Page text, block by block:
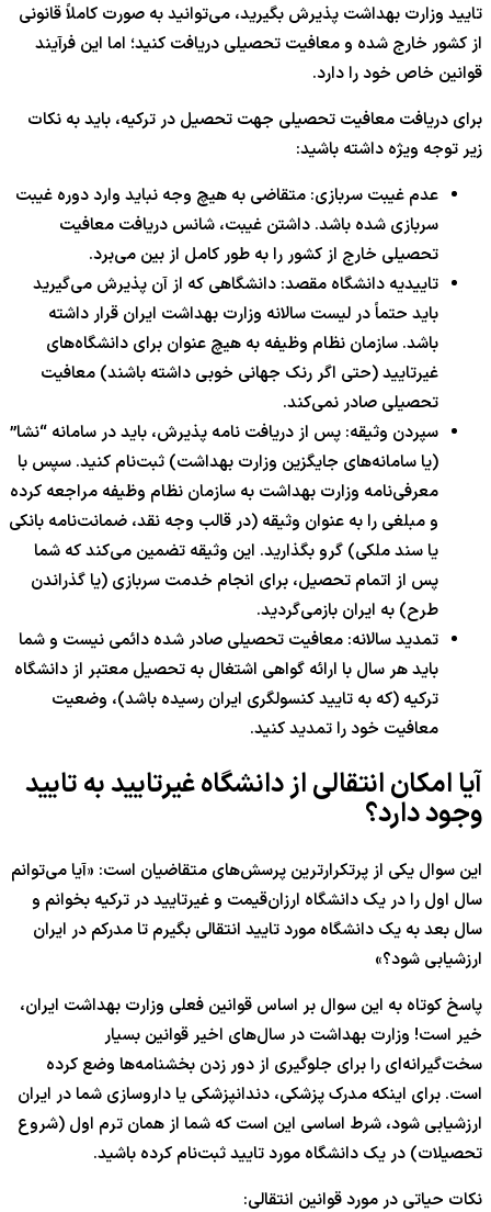
تایید وزارت بهداشت پذیرش بگیرید، می‌توانید به صورت کاملاً قانونی
از کشور خارج شده و معافیت تحصیلی دریافت کنید؛ اما این فرآیند
قوانین خاص خود را دارد.
برای دریافت معافیت تحصیلی جهت تحصیل در ترکیه، باید به نکات
زیر توجه ویژه داشته باشید:
عدم غیبت سربازی: متقاضی به هیچ وجه نباید وارد دوره غیبت
سربازی شده باشد. داشتن غیبت، شانس دریافت معافیت
تحصیلی خارج از کشور را به طور کامل از بین می‌برد.
تاییدیه دانشگاه مقصد: دانشگاهی که از آن پذیرش می‌گیرید
باید حتماً در لیست سالانه وزارت بهداشت ایران قرار داشته
باشد. سازمان نظام وظیفه به هیچ عنوان برای دانشگاه‌های
غیرتایید (حتی اگر رنک جهانی خوبی داشته باشند) معافیت
تحصیلی صادر نمی‌کند.
سپردن وثیقه: پس از دریافت نامه پذیرش، باید در سامانه “نشا”
(یا سامانه‌های جایگزین وزارت بهداشت) ثبت‌نام کنید. سپس با
معرفی‌نامه وزارت بهداشت به سازمان نظام وظیفه مراجعه کرده
و مبلغی را به عنوان وثیقه (در قالب وجه نقد، ضمانت‌نامه بانکی
یا سند ملکی) گرو بگذارید. این وثیقه تضمین می‌کند که شما
پس از اتمام تحصیل، برای انجام خدمت سربازی (یا گذراندن
طرح) به ایران بازمی‌گردید.
تمدید سالانه: معافیت تحصیلی صادر شده دائمی نیست و شما
باید هر سال با ارائه گواهی اشتغال به تحصیل معتبر از دانشگاه
ترکیه (که به تایید کنسولگری ایران رسیده باشد)، وضعیت
معافیت خود را تمدید کنید.
آیا امکان انتقالی از دانشگاه غیرتایید به تایید
وجود دارد؟
این سوال یکی از پرتکرارترین پرسش‌های متقاضیان است: «آیا می‌توانم
سال اول را در یک دانشگاه ارزان‌قیمت و غیرتایید در ترکیه بخوانم و
سال بعد به یک دانشگاه مورد تایید انتقالی بگیرم تا مدرکم در ایران
ارزشیابی شود؟»
پاسخ کوتاه به این سوال بر اساس قوانین فعلی وزارت بهداشت ایران،
خیر است! وزارت بهداشت در سال‌های اخیر قوانین بسیار
سخت‌گیرانه‌ای را برای جلوگیری از دور زدن بخشنامه‌ها وضع کرده
است. برای اینکه مدرک پزشکی، دندانپزشکی یا داروسازی شما در ایران
ارزشیابی شود، شرط اساسی این است که شما از همان ترم اول (شروع
تحصیلات) در یک دانشگاه مورد تایید ثبت‌نام کرده باشید.
نکات حیاتی در مورد قوانین انتقالی: